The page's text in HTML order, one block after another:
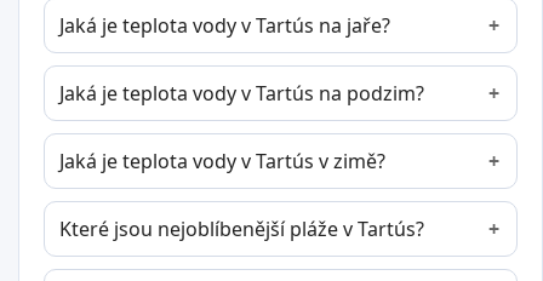
Jaká je teplota vody v Tartús na jaře?
Jaká je teplota vody v Tartús na podzim?
Jaká je teplota vody v Tartús v zimě?
Které jsou nejoblíbenější pláže v Tartús?